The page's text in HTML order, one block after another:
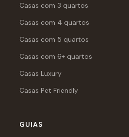
Casas com 3 quartos
Casas com 4 quartos
Casas com 5 quartos
Casas com 6+ quartos
Casas Luxury
Casas Pet Friendly
GUIAS